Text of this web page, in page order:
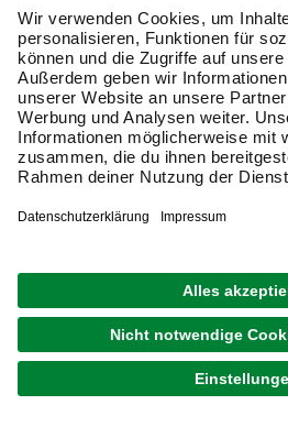
Sie möchten von Ihrer Investition
Teichschlammsauger maximal
entscheiden Sie sich für einen
Modelle reinigen nicht nur den
Gründlichkeit auch Ihren Pool. Die
innen und außen einsetzen und
Reinigungsarbeiten in Teich und
Soll das manuelle Reinigen Ihres
angehören? Dann investieren Sie
Teichschlammsauger. Im Online
findet jeder einen passenden